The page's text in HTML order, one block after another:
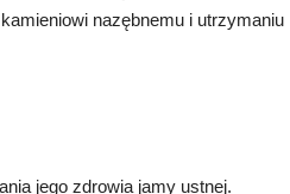
nazębnemu i utrzymaniu
jego zdrowia jamy ustnej.